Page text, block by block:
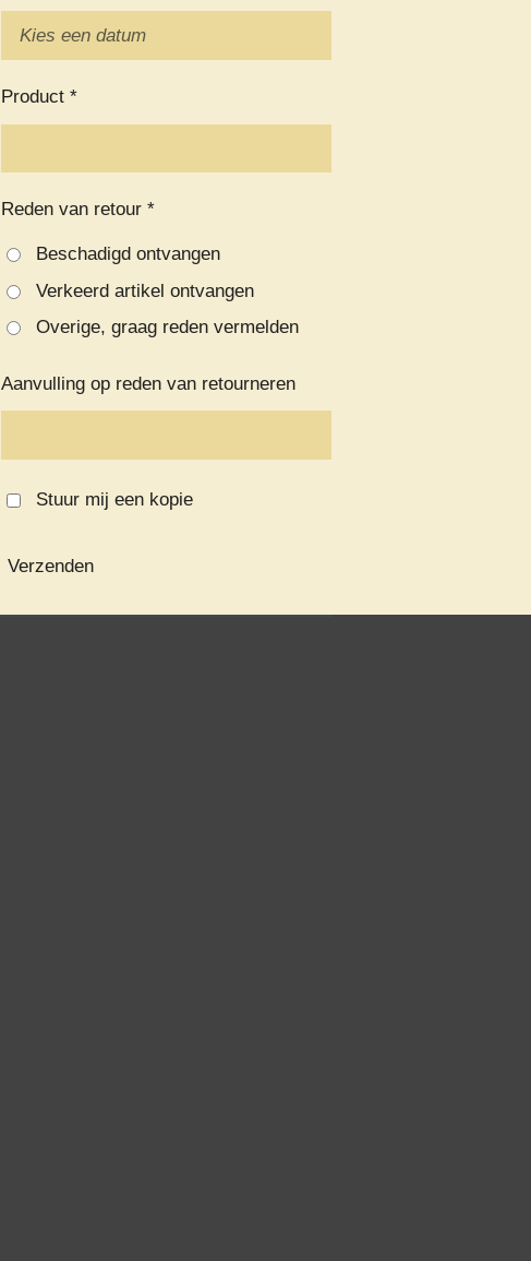
Product *
Reden van retour *
Beschadigd ontvangen
Verkeerd artikel ontvangen
Overige, graag reden vermelden
Aanvulling op reden van retourneren
Stuur mij een kopie
Verzenden